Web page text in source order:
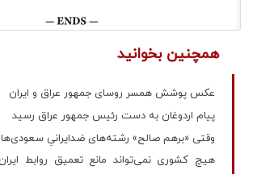
همچنین بخوانید
عکس پوشش همسر روسای جمهور عراق و ایران
پیام اردوغان به دست رئیس جمهور عراق رسید
وقتی «برهم صالح» رشته‌های ضدایرانیِ سعودی‌ها
هیچ کشوری نمی‌تواند مانع تعمیق روابط